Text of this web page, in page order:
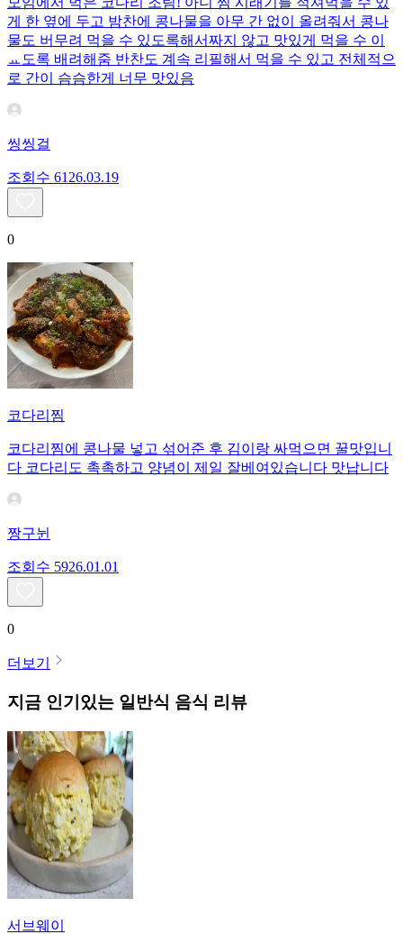
게 한 옆에 두고 밤찬에 콩나물을 아무 간 없이 올려줘서 콩나
물도 버무려 먹을 수 있도록해서짜지 않고 맛있게 먹을 수 이
ㅛ도록 배려해줌 반찬도 계속 리필해서 먹을 수 있고 전체적으
로 간이 슴슴한게 너무 맛있음
씽씽걸
조회수 61 26.03.19
0
코다리찜
코다리찜에 콩나물 넣고 섞어준 후 김이랑 싸먹으면 꿀맛입니
다 코다리도 촉촉하고 양념이 제일 잘베여있습니다 맛납니다
짱구뉜
조회수 5926.01.01
0
더보기
지금 인기있는 일반식 음식 리뷰
서브웨이